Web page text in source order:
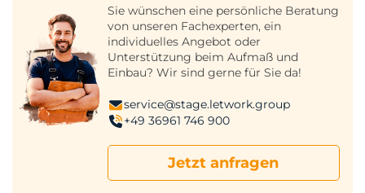
Sie wünschen eine persönliche Beratung
von unseren Fachexperten, ein
individuelles Angebot oder
Unterstützung beim Aufmaß und
Einbau? Wir sind gerne für Sie da!
service@stage.letwork.group
+49 36961 746 900
Jetzt anfragen